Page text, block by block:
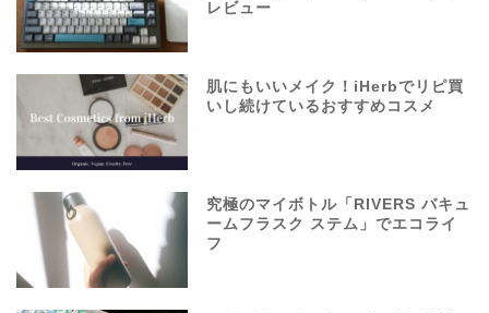
レビュー
肌にもいいメイク！iHerbでリピ買
いし続けているおすすめコスメ
究極のマイボトル「RIVERS バキュ
ームフラスク ステム」でエコライ
フ